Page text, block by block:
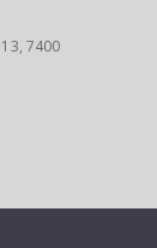
7400